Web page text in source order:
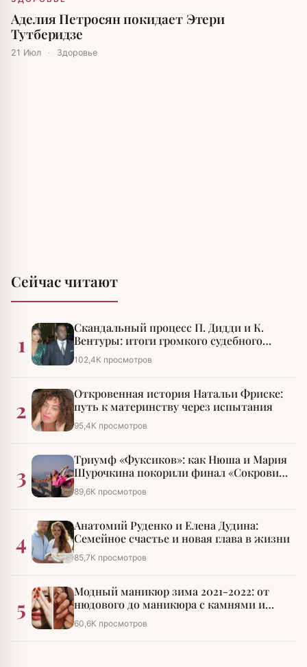
Аделия Петросян покидает Этери
Тутберидзе
21 Июл · Здоровье
Сейчас читают
1
Скандальный процесс П. Дидди и К.
Вентуры: итоги громкого судебного
разбирательства
102,4К просмотров
2
Откровенная история Натальи Фриске:
путь к материнству через испытания
95,4К просмотров
3
Триумф «Фуксиков»: как Нюша и Мария
Шурочкина покорили финал «Сокровищ
императора»
89,6К просмотров
4
Анатомий Руденко и Елена Дудина:
Семейное счастье и новая глава в жизни
85,7К просмотров
5
Модный маникюр зима 2021-2022: от
нюдового до маникюра с камнями и
стразами
60,6К просмотров